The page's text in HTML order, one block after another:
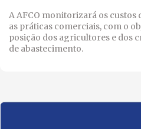
A AFCO monitorizará os custos
as práticas comerciais, com o
posição dos agricultores e dos
de abastecimento.